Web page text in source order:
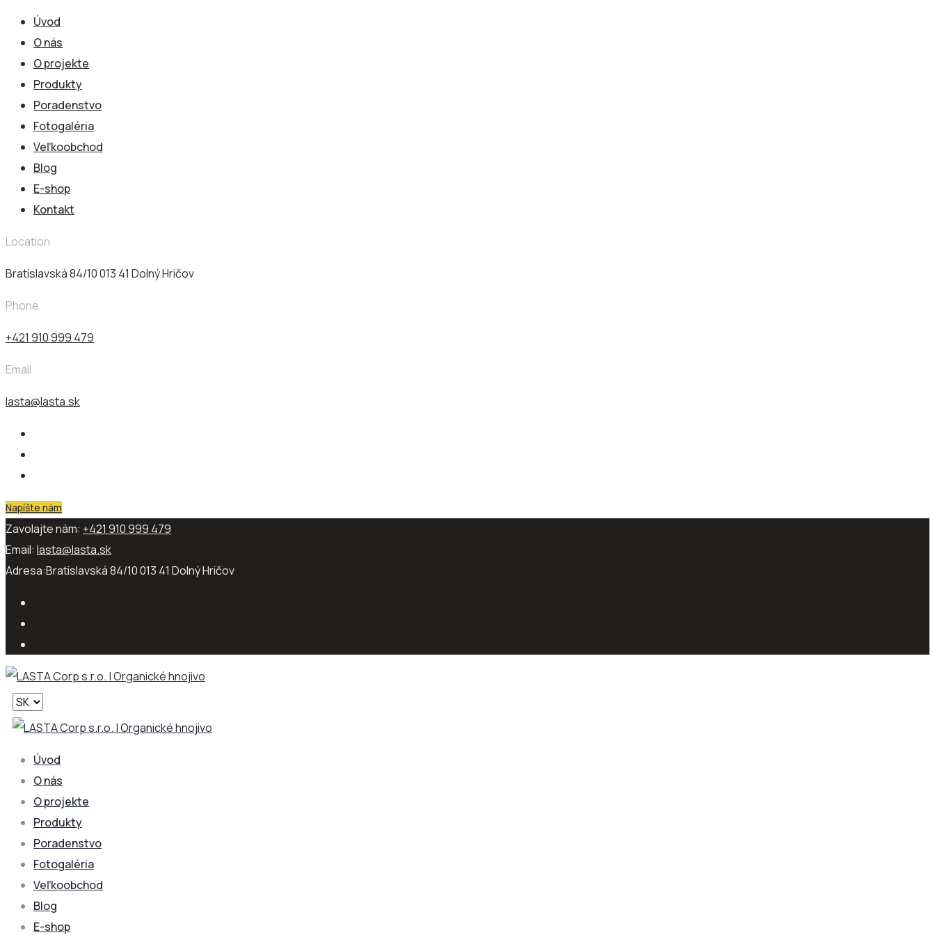
Úvod
O nás
O projekte
Produkty
Poradenstvo
Fotogaléria
Veľkoobchod
Blog
E-shop
Kontakt
Location
Bratislavská 84/10 013 41​ Dolný Hričov
Phone
+421 910 999 479
Email
lasta@lasta.sk
Napíšte nám
Zavolajte nám: +421 910 999 479
Email: lasta@lasta.sk
Adresa:Bratislavská 84/10 013 41​ Dolný Hričov
Vyberte
jazyk
Úvod
O nás
O projekte
Produkty
Poradenstvo
Fotogaléria
Veľkoobchod
Blog
E-shop